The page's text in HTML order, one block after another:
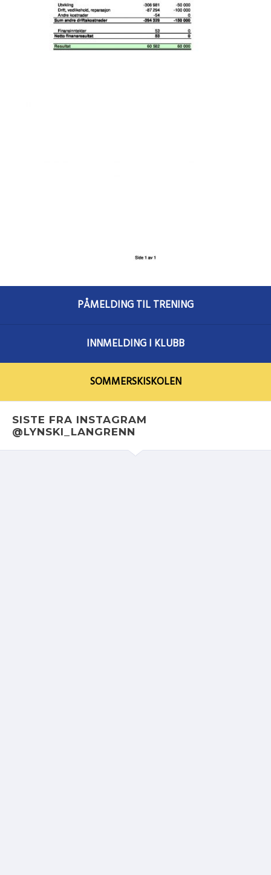
PÅMELDING TIL TRENING
INNMELDING I KLUBB
SOMMERSKISKOLEN
SISTE FRA INSTAGRAM
@LYNSKI_LANGRENN
VISMA SKI CLASSICS 4 kids (3-12 år)
Ungdomsbirken & LYN SKI